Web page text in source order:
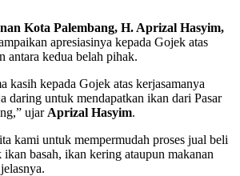
Kota Palembang, H. Aprizal Hasyim,
apresiasinya kepada Gojek atas
antara kedua belah pihak.
kasih kepada Gojek atas kerjasamanya
daring untuk mendapatkan ikan dari Pasar
ujar Aprizal Hasyim.
kami untuk mempermudah proses jual beli
basah, ikan kering ataupun makanan